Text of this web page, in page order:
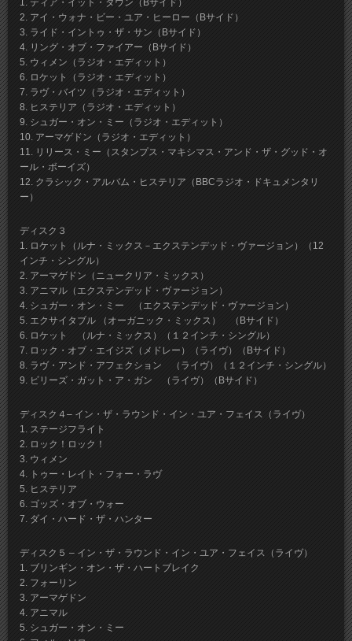
1. ティア・イット・ダウン（Bサイド）
2. アイ・ウォナ・ビー・ユア・ヒーロー（Bサイド）
3. ライド・イントゥ・ザ・サン（Bサイド）
4. リング・オブ・ファイアー（Bサイド）
5. ウィメン（ラジオ・エディット）
6. ロケット（ラジオ・エディット）
7. ラヴ・バイツ（ラジオ・エディット）
8. ヒステリア（ラジオ・エディット）
9. シュガー・オン・ミー（ラジオ・エディット）
10. アーマゲドン（ラジオ・エディット）
11. リリース・ミー（スタンプス・マキシマス・アンド・ザ・グッド・オ
ール・ボーイズ）
12. クラシック・アルバム・ヒステリア（BBCラジオ・ドキュメンタリ
ー）
ディスク３
1. ロケット（ルナ・ミックス－エクステンデッド・ヴァージョン）（12
インチ・シングル）
2. アーマゲドン（ニュークリア・ミックス）
3. アニマル（エクステンデッド・ヴァージョン）
4. シュガー・オン・ミー （エクステンデッド・ヴァージョン）
5. エクサイタブル （オーガニック・ミックス） （Bサイド）
6. ロケット （ルナ・ミックス）（１２インチ・シングル）
7. ロック・オブ・エイジズ（メドレー）（ライヴ）（Bサイド）
8. ラヴ・アンド・アフェクション （ライヴ）（１２インチ・シングル）
9. ビリーズ・ガット・ア・ガン （ライヴ）（Bサイド）
ディスク４– イン・ザ・ラウンド・イン・ユア・フェイス（ライヴ）
1. ステージフライト
2. ロック！ロック！
3. ウィメン
4. トゥー・レイト・フォー・ラヴ
5. ヒステリア
6. ゴッズ・オブ・ウォー
7. ダイ・ハード・ザ・ハンター
ディスク５ – イン・ザ・ラウンド・イン・ユア・フェイス（ライヴ）
1. ブリンギン・オン・ザ・ハートブレイク
2. フォーリン
3. アーマゲドン
4. アニマル
5. シュガー・オン・ミー